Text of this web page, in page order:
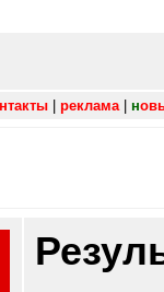
реклама| н